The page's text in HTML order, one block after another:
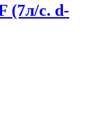
(7л/с. d-